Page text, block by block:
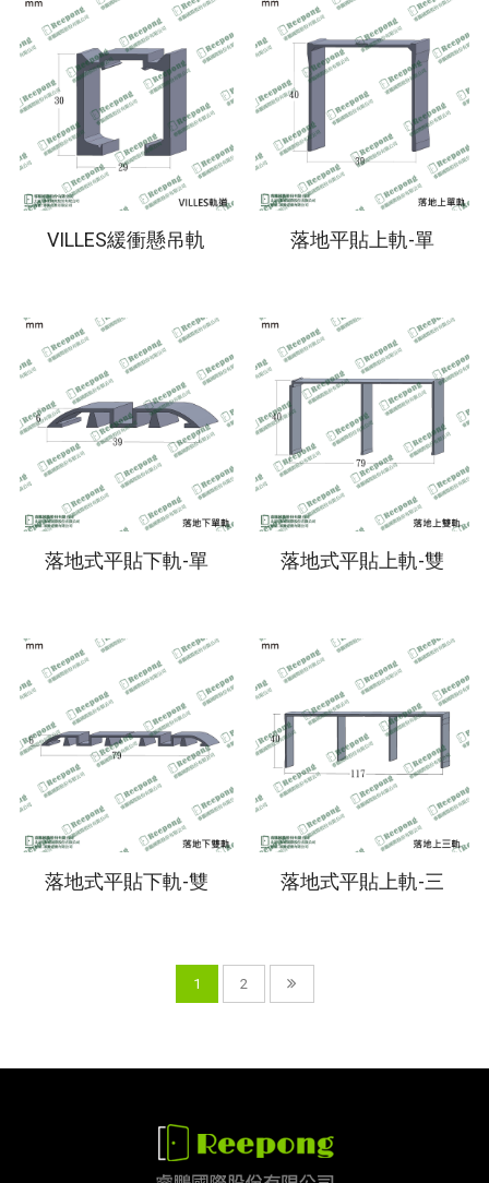
VILLES緩衝懸吊軌 落地平貼上軌-單
落地式平貼下軌-單 落地式平貼上軌-雙
落地式平貼下軌-雙 落地式平貼上軌-三
1 2